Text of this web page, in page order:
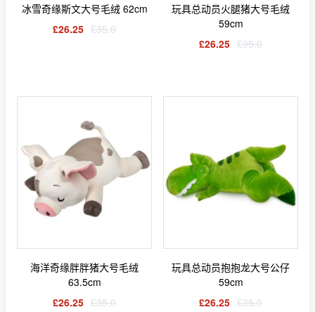
冰雪奇缘斯文大号毛绒 62cm
£26.25 £35.0
玩具总动员火腿猪大号毛绒
59cm
£26.25 £35.0
海洋奇缘胖胖猪大号毛绒
63.5cm
£26.25 £35.0
玩具总动员抱抱龙大号公仔
59cm
£26.25 £35.0